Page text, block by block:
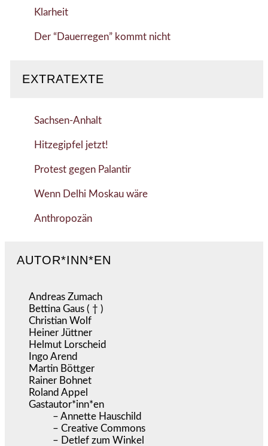
Klarheit
Der “Dauerregen” kommt nicht
EXTRATEXTE
Sachsen-Anhalt
Hitzegipfel jetzt!
Protest gegen Palantir
Wenn Delhi Moskau wäre
Anthropozän
AUTOR*INN*EN
Andreas Zumach
Bettina Gaus ( † )
Christian Wolf
Heiner Jüttner
Helmut Lorscheid
Ingo Arend
Martin Böttger
Rainer Bohnet
Roland Appel
Gastautor*inn*en
– Annette Hauschild
– Creative Commons
– Detlef zum Winkel